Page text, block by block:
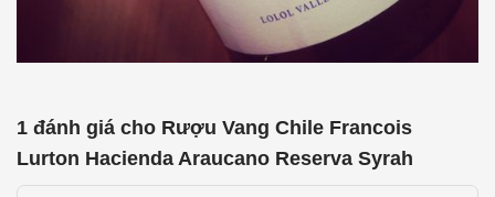
1 đánh giá cho Rượu Vang Chile Francois
Lurton Hacienda Araucano Reserva Syrah